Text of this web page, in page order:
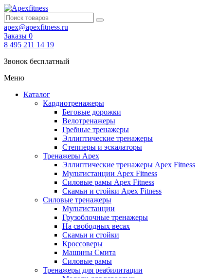
apex@apexfitness.ru
Заказы 0
8 495 211 14 19
Звонок бесплатный
Меню
Каталог
Кардиотренажеры
Беговые дорожки
Велотренажеры
Гребные тренажеры
Эллиптические тренажеры
Степперы и эскалаторы
Тренажеры Apex
Эллиптические тренажеры Apex Fitness
Мультистанции Apex Fitness
Силовые рамы Apex Fitness
Скамьи и стойки Apex Fitness
Силовые тренажеры
Мультистанции
Грузоблочные тренажеры
На свободных весах
Скамьи и стойки
Кроссоверы
Машины Смита
Силовые рамы
Тренажеры для реабилитации